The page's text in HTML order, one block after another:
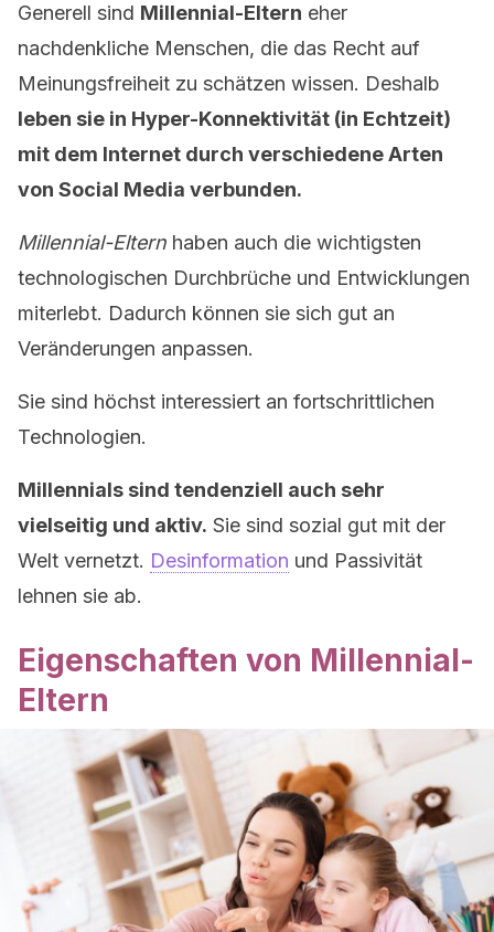
Generell sind Millennial-Eltern eher
nachdenkliche Menschen, die das Recht auf
Meinungsfreiheit zu schätzen wissen. Deshalb
leben sie in Hyper-Konnektivität (in Echtzeit)
mit dem Internet durch verschiedene Arten
von Social Media verbunden.
Millennial-Eltern haben auch die wichtigsten
technologischen Durchbrüche und Entwicklungen
miterlebt. Dadurch können sie sich gut an
Veränderungen anpassen.
Sie sind höchst interessiert an fortschrittlichen
Technologien.
Millennials sind tendenziell auch sehr
vielseitig und aktiv. Sie sind sozial gut mit der
Welt vernetzt. Desinformation und Passivität
lehnen sie ab.
Eigenschaften von Millennial-
Eltern